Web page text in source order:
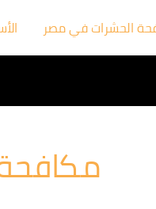
الحشرات في مصر